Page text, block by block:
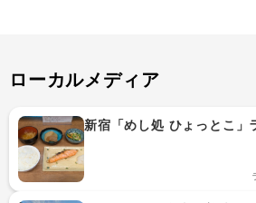
ローカルメディア
新宿「めし処 ひょっとこ」